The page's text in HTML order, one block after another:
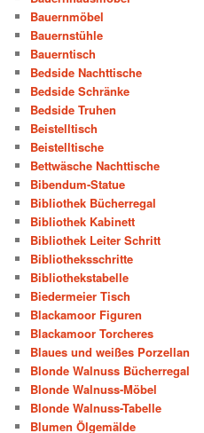
Bauernmöbel
Bauernstühle
Bauerntisch
Bedside Nachttische
Bedside Schränke
Bedside Truhen
Beistelltisch
Beistelltische
Bettwäsche Nachttische
Bibendum-Statue
Bibliothek Bücherregal
Bibliothek Kabinett
Bibliothek Leiter Schritt
Bibliotheksschritte
Bibliothekstabelle
Biedermeier Tisch
Blackamoor Figuren
Blackamoor Torcheres
Blaues und weißes Porzellan
Blonde Walnuss Bücherregal
Blonde Walnuss-Möbel
Blonde Walnuss-Tabelle
Blumen Ölgemälde